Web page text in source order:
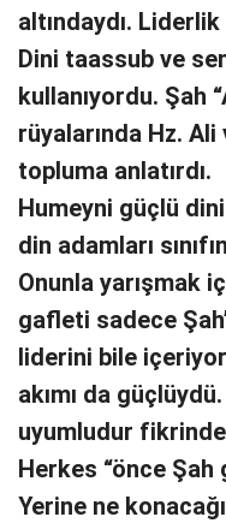
altındaydı.
Dini taassub ve
kullanıyordu. Şah
rüyalarında Hz.
topluma anlatırdı.
Humeyni güçlü
din adamları
Onunla yarışmak
gafleti sadece
liderini bile
akımı da
uyumludur
Herkes “önce
Yerine ne